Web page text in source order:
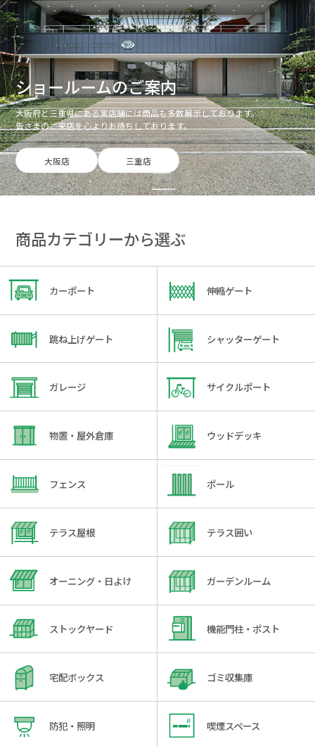
ショールームのご案内
大阪府と三重県にある実店舗には商品も多数展示しております。
皆さまのご来店を心よりお待ちしております。
大阪店 三重店
商品カテゴリーから選ぶ
カーポート 伸縮ゲート
跳ね上げゲート シャッターゲート
ガレージ サイクルポート
物置・屋外倉庫 ウッドデッキ
フェンス ポール
テラス屋根 テラス囲い
オーニング・日よけ ガーデンルーム
ストックヤード 機能門柱・ポスト
宅配ボックス ゴミ収集庫
防犯・照明 喫煙スペース